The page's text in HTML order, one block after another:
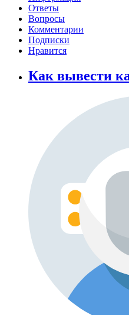
Ответы
Вопросы
Комментарии
Подписки
Нравится
Как вывести